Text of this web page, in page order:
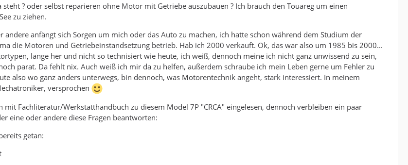
steht ? oder selbst reparieren ohne Motor mit Getriebe auszubauen ? Ich brauch den Touareg um einen
zu ziehen.
andere anfängt sich Sorgen um mich oder das Auto zu machen, ich hatte schon während dem Studium der
die Motoren und Getriebeinstandsetzung betrieb. Hab ich 2000 verkauft. Ok, das war also um 1985 bis 2000...
lange her und nicht so technisiert wie heute, ich weiß, dennoch meine ich nicht ganz unwissend zu sein,
parat. Da fehlt nix. Auch weiß ich mir da zu helfen, außerdem schraube ich mein Leben gerne um Fehler zu
also wo ganz anders unterwegs, bin dennoch, was Motorentechnik angeht, stark interessiert. In meinem
versprochen
mit Fachliteratur/Werkstatthandbuch zu diesem Model 7P "CRCA" eingelesen, dennoch verbleiben ein paar
eine oder andere diese Fragen beantworten:
getan: